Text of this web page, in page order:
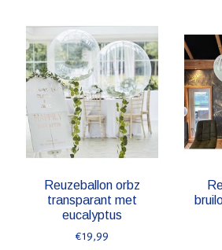
Reuzeballon orbz
transparant met
eucalyptus
€19,99